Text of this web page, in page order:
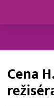
Cena